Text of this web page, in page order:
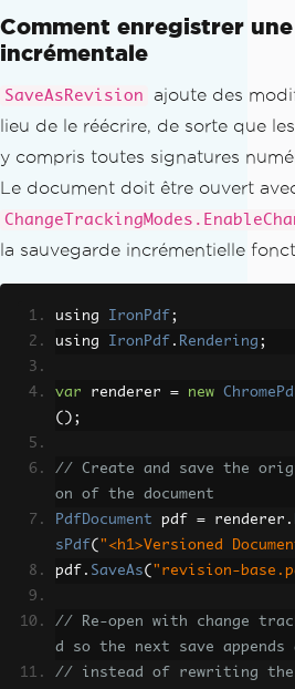
Comment enregistrer
incrémentale
SaveAsRevision
ajoute des
lieu de le réécrire, de sorte que
y compris toutes signatures
Le document doit être ouvert
la sauvegarde incrémentielle
using IronPdf ;
using IronPdf . Rendering ;
var renderer = new
();
// Create and save the
on of the document
PdfDocument pdf = renderer .
sPdf( "<h1>Versioned
pdf . SaveAs( "revision-
// Re-open with change
d so the next save
// instead of rewriting